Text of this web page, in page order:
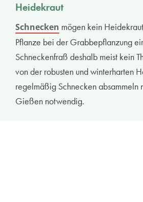
Heidekraut
Schnecken mögen kein
Pflanze bei der Grabbepflanzung
Schneckenfraß deshalb meist kein
von der robusten und winterharten
regelmäßig Schnecken absammeln
Gießen notwendig.